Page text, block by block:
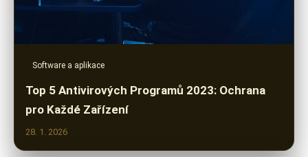
Software a aplikace
Top 5 Antivirových Programů 2023: Ochrana
pro Každé Zařízení
28. 1. 2026